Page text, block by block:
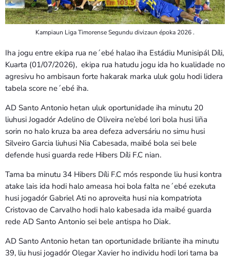
Kampiaun Liga Timorense Segundu divizaun époka 2026 .
Iha jogu entre ekipa rua ne´ebé halao iha Estádiu Munisipál Díli,
Kuarta (01/07/2026), ekipa rua hatudu jogu ida ho kualidade no
agresivu ho ambisaun forte hakarak marka uluk golu hodi lidera
tabela score ne´ebé iha.
AD Santo Antonio hetan uluk oportunidade iha minutu 20
liuhusi Jogadór Adelino de Oliveira ne’ebé lori bola husi liña
sorin no halo kruza ba area defeza adversáriu no simu husi
Silveiro Garcia liuhusi Nia Cabesada, maibé bola sei bele
defende husi guarda rede Hibers Díli F.C nian.
Tama ba minutu 34 Hibers Díli F.C mós responde liu husi kontra
atake lais ida hodi halo ameasa hoi bola falta ne´ebé ezekuta
husi jogadór Gabriel Ati no aproveita husi nia kompatriota
Cristovao de Carvalho hodi halo kabesada ida maibé guarda
rede AD Santo Antonio sei bele antispa ho Diak.
AD Santo Antonio hetan tan oportunidade briliante iha minutu
39, liu husi jogadór Olegar Xavier ho individu hodi lori tama ba